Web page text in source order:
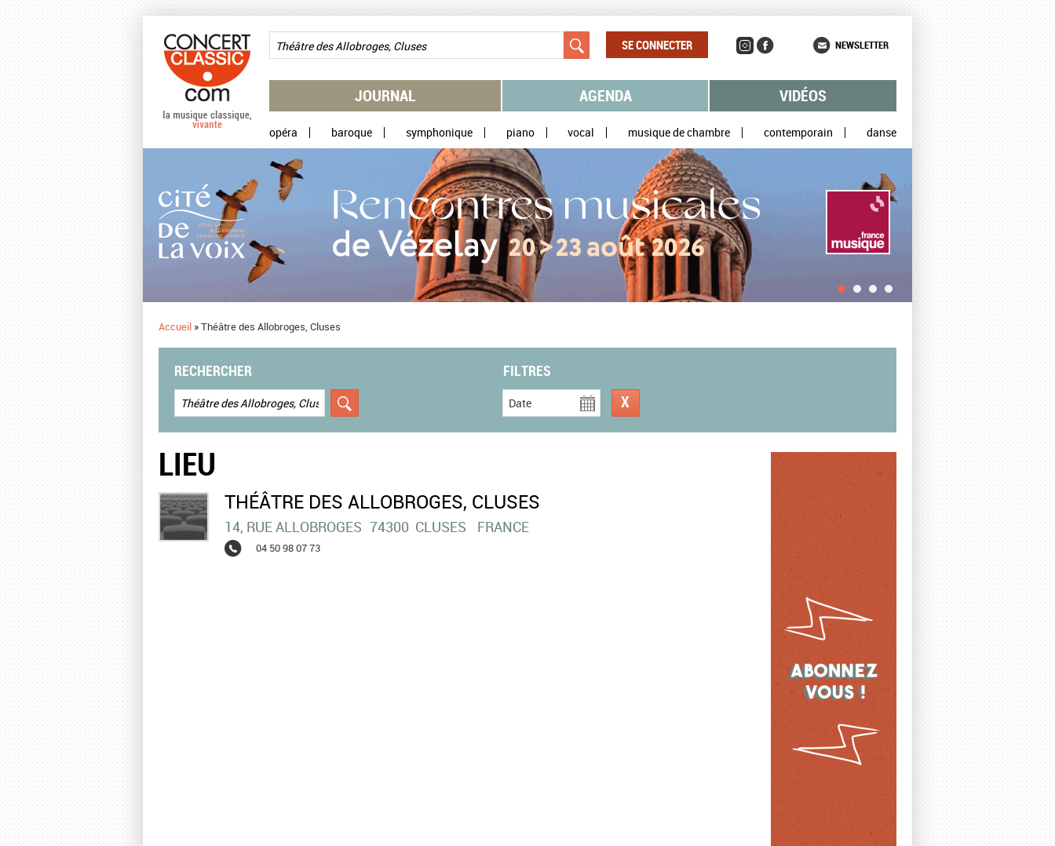
SE CONNECTER NEWSLETTER
JOURNAL AGENDA VIDÉOS
opéra baroque symphonique piano vocal musique de chambre contemporain danse
Accueil »Théâtre des Allobroges, Cluses
RECHERCHER FILTRES
Date
LIEU
THÉÂTRE DES ALLOBROGES, CLUSES
14, RUE ALLOBROGES 74300 CLUSES FRANCE
04 50 98 07 73